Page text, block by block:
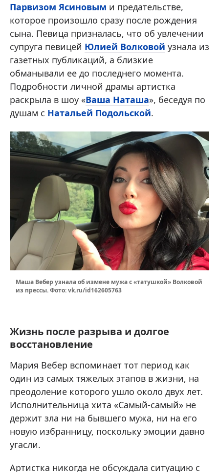
Парвизом Ясиновым и предательстве,
которое произошло сразу после рождения
сына. Певица призналась, что об увлечении
супруга певицей Юлией Волковой узнала из
газетных публикаций, а близкие
обманывали ее до последнего момента.
Подробности личной драмы артистка
раскрыла в шоу «Ваша Наташа», беседуя по
душам с Натальей Подольской.
Маша Вебер узнала об измене мужа с «татушкой» Волковой
из прессы. Фото: vk.ru/id162605763
Жизнь после разрыва и долгое
восстановление
Мария Вебер вспоминает тот период как
один из самых тяжелых этапов в жизни, на
преодоление которого ушло около двух лет.
Исполнительница хита «Самый-самый» не
держит зла ни на бывшего мужа, ни на его
новую избранницу, поскольку эмоции давно
угасли.
Артистка никогда не обсуждала ситуацию с